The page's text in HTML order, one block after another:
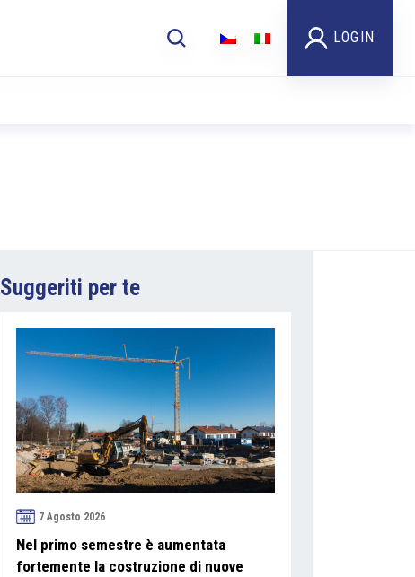
LOGIN
Suggeriti per te
7 Agosto 2026
Nel primo semestre è aumentata
fortemente la costruzione di nuove